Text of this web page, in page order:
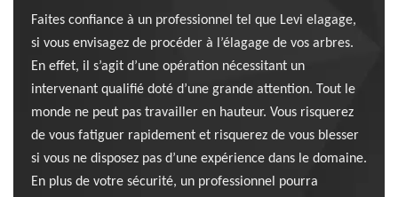
Faites confiance à un professionnel tel que Levi elagage,
si vous envisagez de procéder à l’élagage de vos arbres.
En effet, il s’agit d’une opération nécessitant un
intervenant qualifié doté d’une grande attention. Tout le
monde ne peut pas travailler en hauteur. Vous risquerez
de vous fatiguer rapidement et risquerez de vous blesser
si vous ne disposez pas d’une expérience dans le domaine.
En plus de votre sécurité, un professionnel pourra